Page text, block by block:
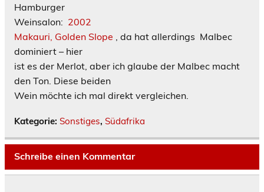
Hamburger
Weinsalon: 2002
Makauri, Golden Slope , da hat allerdings Malbec
dominiert – hier
ist es der Merlot, aber ich glaube der Malbec macht
den Ton. Diese beiden
Wein möchte ich mal direkt vergleichen.
Kategorie: Sonstiges, Südafrika
Schreibe einen Kommentar